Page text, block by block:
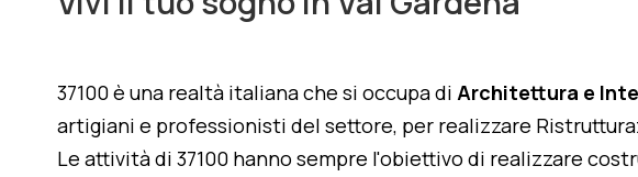
37100 è una realtà italiana che si occupa di Architettura e
artigiani e professionisti del settore, per realizzare
Le attività di 37100 hanno sempre l'obiettivo di realizzare